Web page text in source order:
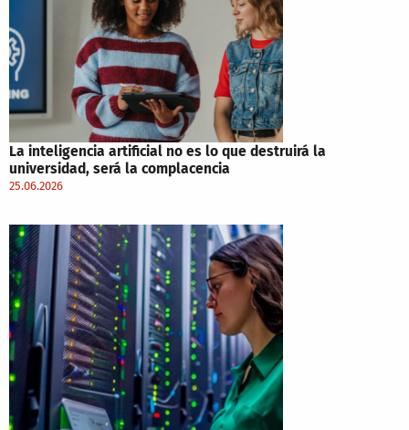
La inteligencia artificial no es lo que destruirá la
universidad, será la complacencia
25.06.2026